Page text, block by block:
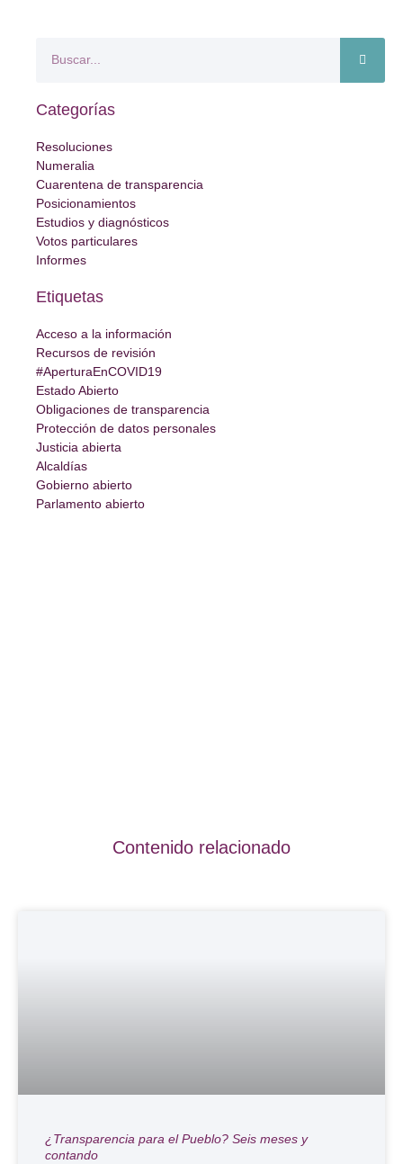
Categorías
Resoluciones
Numeralia
Cuarentena de transparencia
Posicionamientos
Estudios y diagnósticos
Votos particulares
Informes
Etiquetas
Acceso a la información
Recursos de revisión
#AperturaEnCOVID19
Estado Abierto
Obligaciones de transparencia
Protección de datos personales
Justicia abierta
Alcaldías
Gobierno abierto
Parlamento abierto
Contenido relacionado
¿Transparencia para el Pueblo? Seis meses y
contando